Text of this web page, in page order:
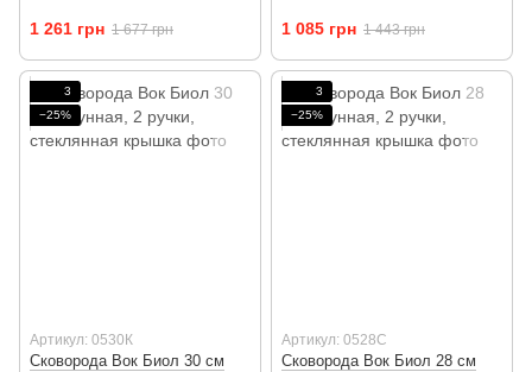
1 261 грн 1 677 грн 1 085 грн 1 443 грн
3
−25%
Артикул: 0530К
Сковорода Вок Биол 30 см
3
−25%
Артикул: 0528С
Сковорода Вок Биол 28 см